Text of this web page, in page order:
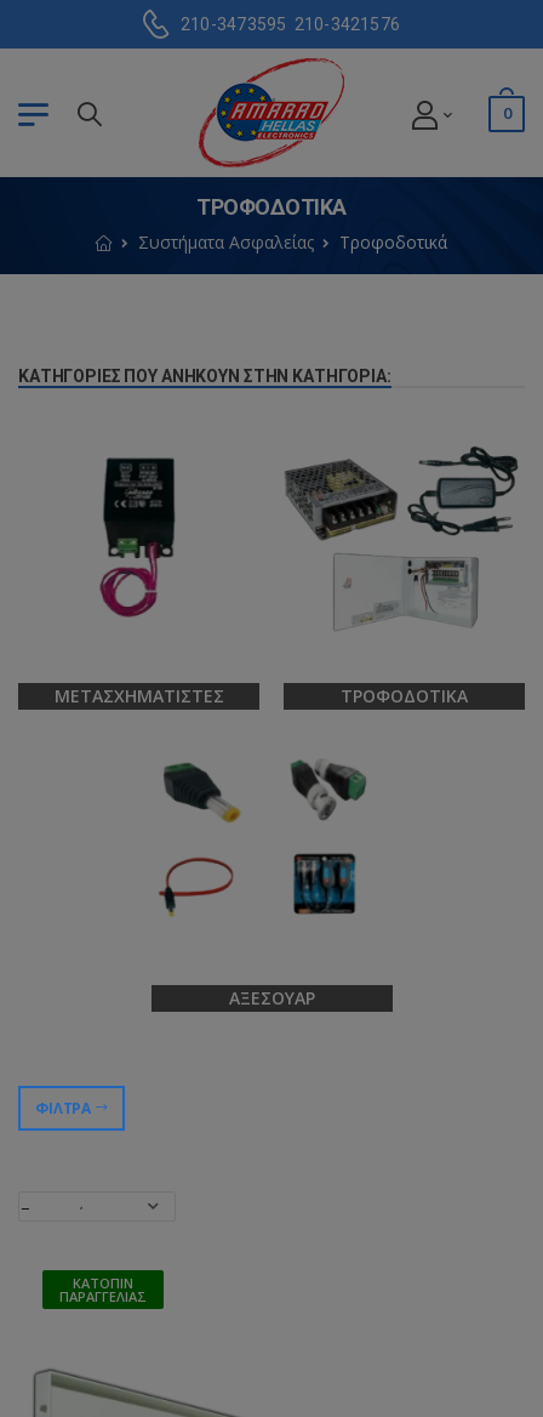
210-3473595 210-3421576
0
ΤΡΟΦΟΔΟΤΙΚΆ
Συστήματα Ασφαλείας Τροφοδοτικά
ΚΑΤΗΓΟΡΊΕΣ ΠΟΥ ΑΝΉΚΟΥΝ ΣΤΗΝ ΚΑΤΗΓΟΡΊΑ:
ΜΕΤΑΣΧΗΜΑΤΙΣΤΈΣ ΤΡΟΦΟΔΟΤΙΚΆ
ΑΞΕΣΟΥΆΡ
ΦΊΛΤΡΑ
ΚΑΤΌΠΙΝ
ΠΑΡΑΓΓΕΛΊΑΣ